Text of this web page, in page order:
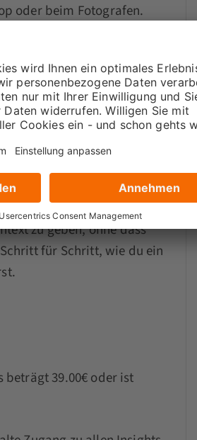
oder beim Fotografen.
Überblick über die sieben
dir Empfehlungen plus
Kontext sauber
zu geben, ohne dass
für Schritt, wie du ein
beträgt 39.00€ oder ist